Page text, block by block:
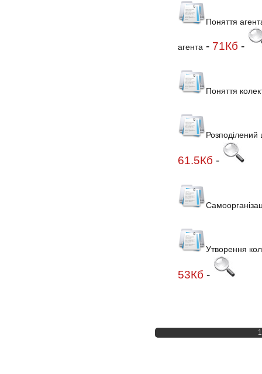
Поняття
агента - 71Кб -
Поняття
Розподілений
61.5Кб -
Утворення
53Кб -